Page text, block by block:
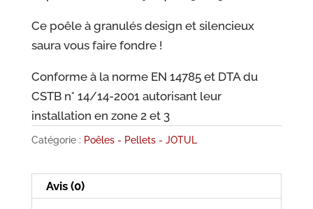
Ce poêle à granulés design et silencieux
saura vous faire fondre !
Conforme à la norme EN 14785 et DTA du
CSTB n° 14/14-2001 autorisant leur
installation en zone 2 et 3
Catégorie : Poêles - Pellets - JOTUL
Avis (0)